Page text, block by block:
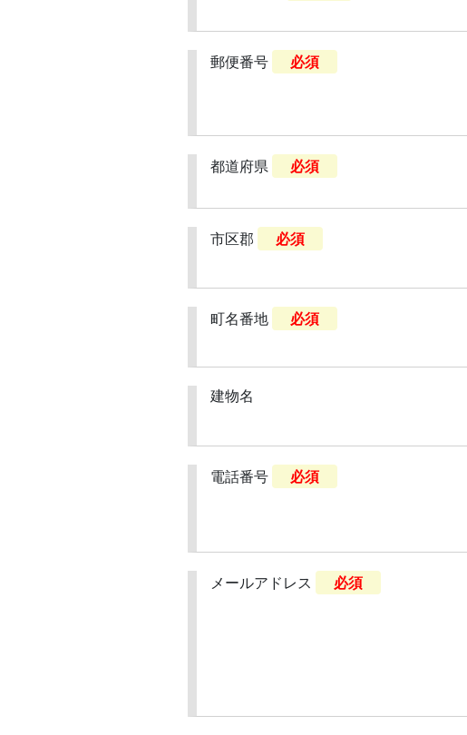
郵便番号 必須
都道府県 必須
市区郡 必須
町名番地 必須
建物名
電話番号 必須
メールアドレス 必須